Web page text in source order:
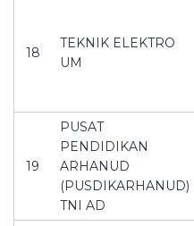
18
TEKNIK ELEKTRO
UM
19
PUSAT
PENDIDIKAN
ARHANUD
(PUSDIKARHANUD)
TNI AD